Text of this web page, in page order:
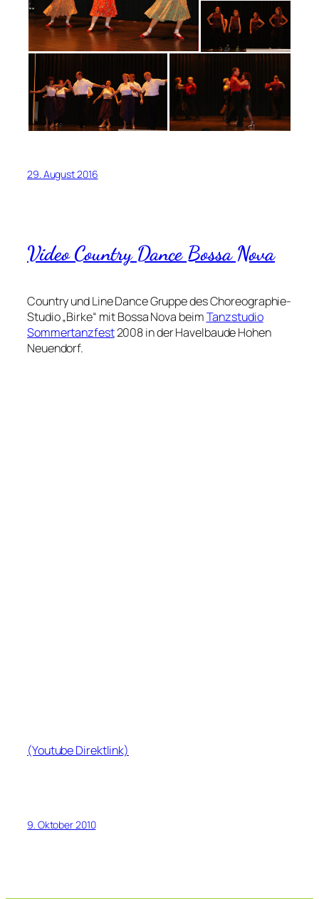
29. August 2016
Video Country Dance Bossa Nova
Country und Line Dance Gruppe des Choreographie-
Studio „Birke“ mit Bossa Nova beimTanzstudio
Sommertanzfest2008 in der Havelbaude Hohen
Neuendorf.
(Youtube Direktlink)
9. Oktober 2010